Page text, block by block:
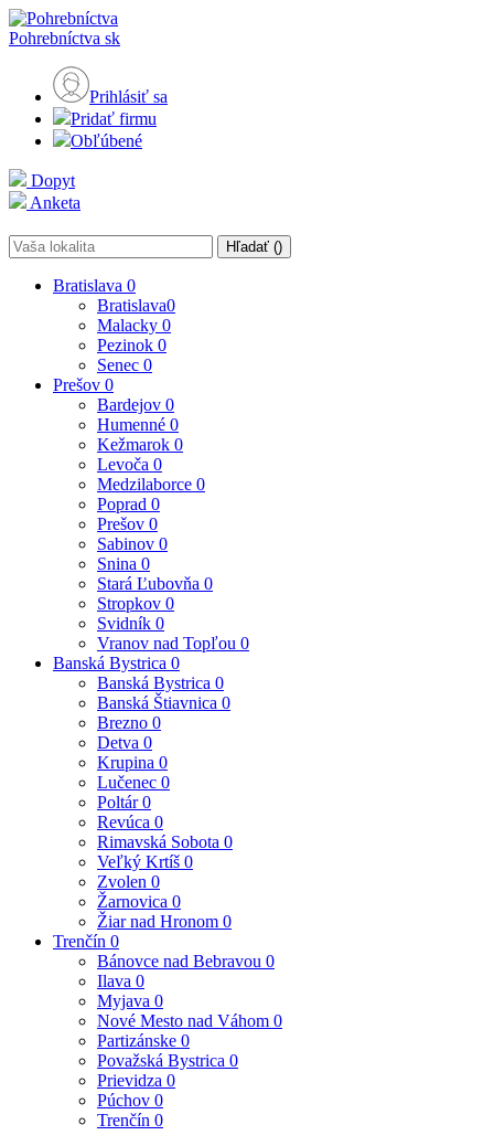
Pohrebníctva sk
Prihlásiť sa
Pridať firmu
Obľúbené
Dopyt
Anketa
Hľadať ()
Bratislava 0
Bratislava0
Malacky 0
Pezinok 0
Senec 0
Prešov 0
Bardejov 0
Humenné 0
Kežmarok 0
Levoča 0
Medzilaborce 0
Poprad 0
Prešov 0
Sabinov 0
Snina 0
Stará Ľubovňa 0
Stropkov 0
Svidník 0
Vranov nad Topľou 0
Banská Bystrica 0
Banská Bystrica 0
Banská Štiavnica 0
Brezno 0
Detva 0
Krupina 0
Lučenec 0
Poltár0
Revúca 0
Rimavská Sobota 0
Veľký Krtíš 0
Zvolen 0
Žarnovica 0
Žiar nad Hronom 0
Trenčín 0
Bánovce nad Bebravou 0
Ilava 0
Myjava 0
Nové Mesto nad Váhom 0
Partizánske 0
Považská Bystrica 0
Prievidza 0
Púchov 0
Trenčín 0